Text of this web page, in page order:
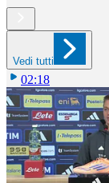
Vedi tutti
02:18